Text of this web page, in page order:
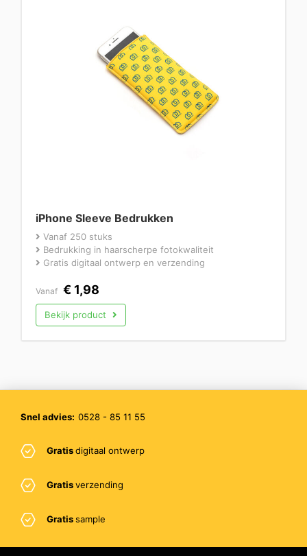
iPhone Sleeve Bedrukken
Vanaf 250 stuks
Bedrukking in haarscherpe fotokwaliteit
Gratis digitaal ontwerp en verzending
Vanaf € 1,98
Bekijk product
Snel advies: 0528 - 85 11 55
Gratisdigitaal ontwerp
Gratisverzending
Gratissample